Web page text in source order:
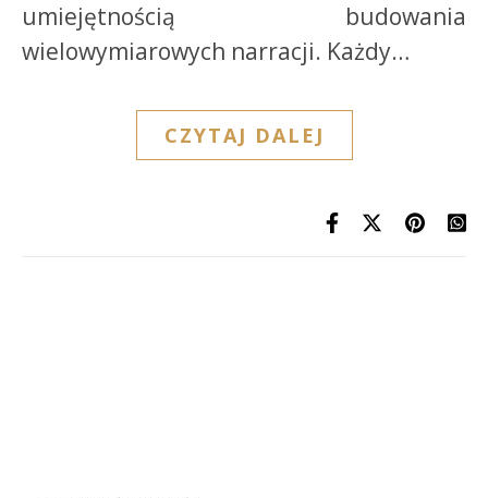
umiejętnością budowania
wielowymiarowych narracji. Każdy…
CZYTAJ DALEJ